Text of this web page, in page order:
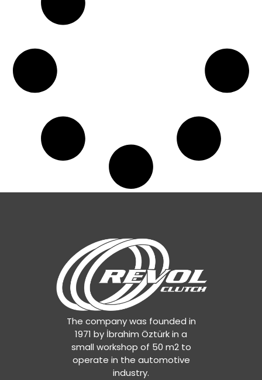
The company was founded in
1971 by İbrahim Öztürk in a
small workshop of 50 m2 to
operate in the automotive
industry.